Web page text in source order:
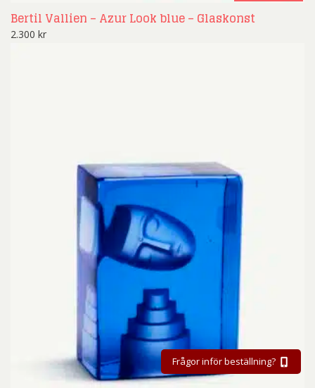
Bertil Vallien – Azur Look blue – Glaskonst
2.300 kr
Frågor inför beställning?